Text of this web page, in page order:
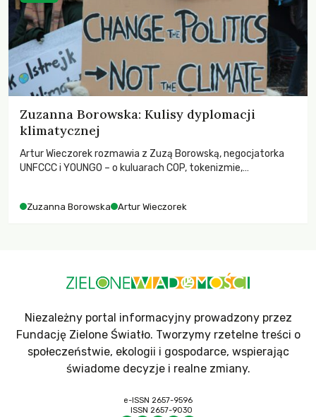
Zuzanna Borowska: Kulisy dyplomacji
klimatycznej
Artur Wieczorek rozmawia z Zuzą Borowską, negocjatorka
UNFCCC i YOUNGO – o kuluarach COP, tokenizmie,
Zuzanna Borowska Artur Wieczorek
Niezależny portal informacyjny prowadzony przez
Fundację Zielone Światło. Tworzymy rzetelne treści o
społeczeństwie, ekologii i gospodarce, wspierając
świadome decyzje i realne zmiany.
e-ISSN 2657-9596
ISSN 2657-9030